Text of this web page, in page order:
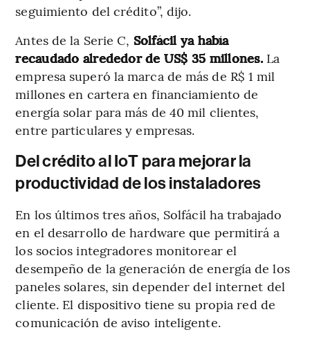
seguimiento del crédito”, dijo.
Antes de la Serie C, Solfácil ya había
recaudado alrededor de US$ 35 millones. La
empresa superó la marca de más de R$ 1 mil
millones en cartera en financiamiento de
energía solar para más de 40 mil clientes,
entre particulares y empresas.
Del crédito al IoT para mejorar la
productividad de los instaladores
En los últimos tres años, Solfácil ha trabajado
en el desarrollo de hardware que permitirá a
los socios integradores monitorear el
desempeño de la generación de energía de los
paneles solares, sin depender del internet del
cliente. El dispositivo tiene su propia red de
comunicación de aviso inteligente.